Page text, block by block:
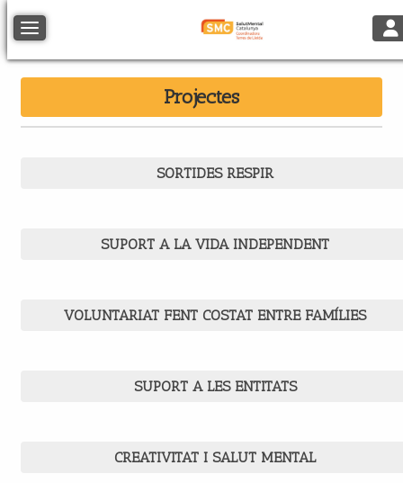
Toggle navigation
Projectes
SORTIDES RESPIR
SUPORT A LA VIDA INDEPENDENT
VOLUNTARIAT FENT COSTAT ENTRE FAMÍLIES
SUPORT A LES ENTITATS
CREATIVITAT I SALUT MENTAL